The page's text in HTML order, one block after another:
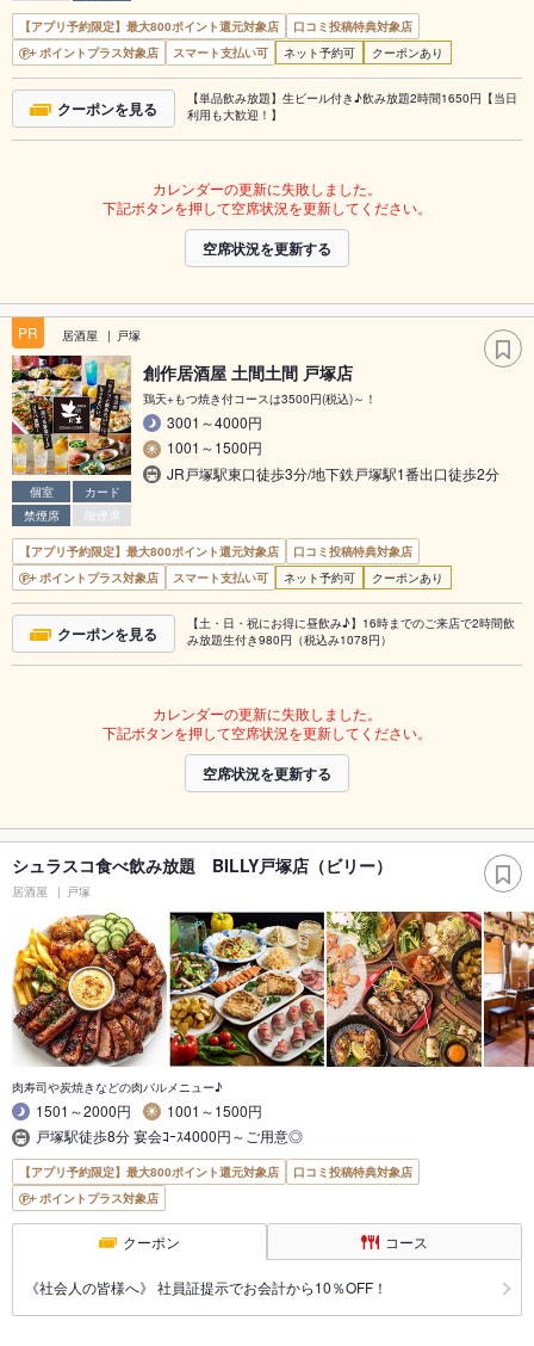
【アプリ予約限定】最大800ポイント還元対象店
口コミ投稿特典対象店
ポイントプラス対象店
スマート支払い可 ネット予約可 クーポンあり
クーポンを見る
【単品飲み放題】生ビール付き♪飲み放題2時間1650円【当日
利用も大歓迎！】
カレンダーの更新に失敗しました。
下記ボタンを押して空席状況を更新してください。
空席状況を更新する
PR 居酒屋 戸塚
個室
カード
禁煙席
喫煙席
創作居酒屋 土間土間 戸塚店
鶏天+もつ焼き付コースは3500円(税込)～！
3001～4000円
1001～1500円
JR戸塚駅東口徒歩3分/地下鉄戸塚駅1番出口徒歩2分
【アプリ予約限定】最大800ポイント還元対象店
口コミ投稿特典対象店
ポイントプラス対象店
スマート支払い可 ネット予約可 クーポンあり
クーポンを見る
【土・日・祝にお得に昼飲み♪】16時までのご来店で2時間飲
み放題生付き980円（税込み1078円）
カレンダーの更新に失敗しました。
下記ボタンを押して空席状況を更新してください。
空席状況を更新する
シュラスコ食べ飲み放題 BILLY戸塚店（ビリー）
居酒屋 戸塚
肉寿司や炭焼きなどの肉バルメニュー♪
1501～2000円
1001～1500円
戸塚駅徒歩8分 宴会ｺｰｽ4000円～ご用意◎
【アプリ予約限定】最大800ポイント還元対象店
口コミ投稿特典対象店
ポイントプラス対象店
クーポン コース
《社会人の皆様へ》 社員証提示でお会計から10％OFF！